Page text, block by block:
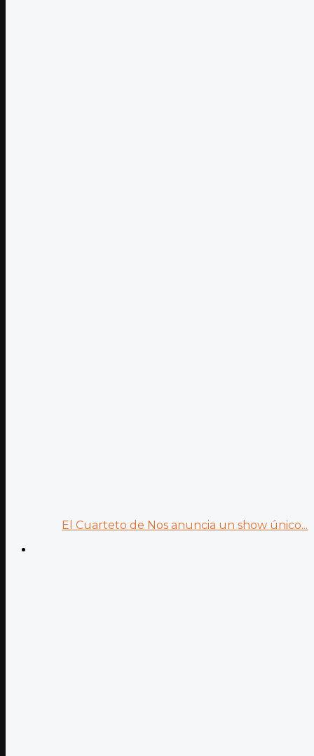
El Cuarteto de Nos anuncia un show único...